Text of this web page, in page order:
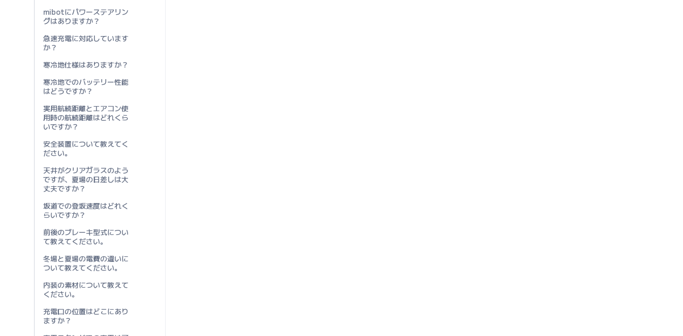
mibotにパワーステアリン
グはありますか？
急速充電に対応しています
か？
寒冷地仕様はありますか？
寒冷地でのバッテリー性能
はどうですか？
実用航続距離とエアコン使
用時の航続距離はどれくら
いですか？
安全装置について教えてく
ださい。
天井がクリアガラスのよう
ですが、夏場の日差しは大
丈夫ですか？
坂道での登坂速度はどれく
らいですか？
前後のブレーキ型式につい
て教えてください。
冬場と夏場の電費の違いに
ついて教えてください。
内装の素材について教えて
ください。
充電口の位置はどこにあり
ますか？